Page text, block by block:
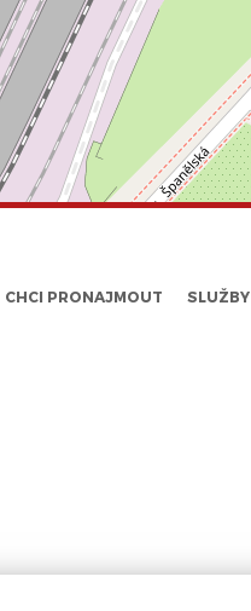
CHCI PRONAJMOUT SLUŽBY